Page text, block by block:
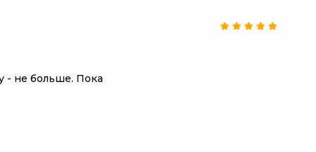
- не больше. Пока